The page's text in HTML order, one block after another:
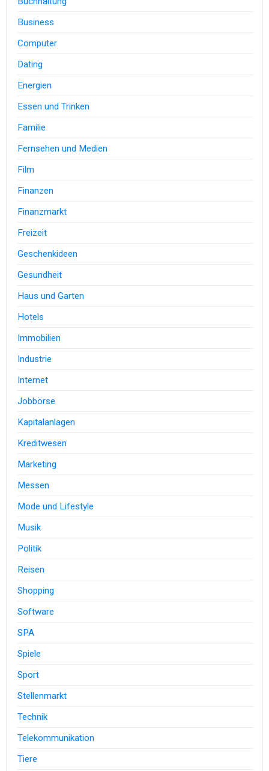
Business
Computer
Dating
Energien
Essen und Trinken
Familie
Fernsehen und Medien
Film
Finanzen
Finanzmarkt
Freizeit
Geschenkideen
Gesundheit
Haus und Garten
Hotels
Immobilien
Industrie
Internet
Jobbörse
Kapitalanlagen
Kreditwesen
Marketing
Messen
Mode und Lifestyle
Musik
Politik
Reisen
Shopping
Software
SPA
Spiele
Sport
Stellenmarkt
Technik
Telekommunikation
Tiere